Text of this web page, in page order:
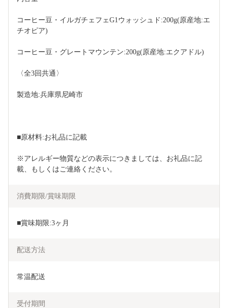
コーヒー豆・イルガチェフェG1ウォッシュド:200g(原産地:エ
チオピア)
コーヒー豆・グレートマウンテン:200g(原産地:エクアドル)
〈全3回共通〉
製造地:兵庫県尼崎市
■原材料:お礼品に記載
※アレルギー物質などの表示につきましては、お礼品に記
載、もしくはご連絡ください。
消費期限/賞味期限
■賞味期限:3ヶ月
配送方法
常温配送
受付期間